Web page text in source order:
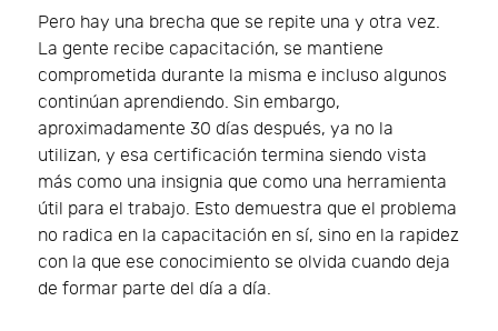
Pero hay una brecha que se repite una y otra vez.
La gente recibe capacitación, se mantiene
comprometida durante la misma e incluso algunos
continúan aprendiendo. Sin embargo,
aproximadamente 30 días después, ya no la
utilizan, y esa certificación termina siendo vista
más como una insignia que como una herramienta
útil para el trabajo. Esto demuestra que el problema
no radica en la capacitación en sí, sino en la rapidez
con la que ese conocimiento se olvida cuando deja
de formar parte del día a día.